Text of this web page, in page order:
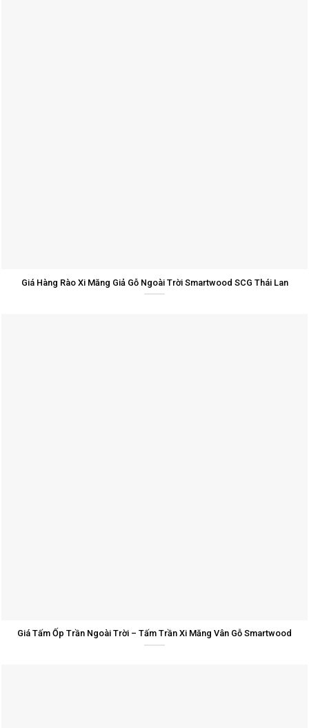
Giá Hàng Rào Xi Măng Giả Gỗ Ngoài Trời Smartwood SCG Thái Lan
Giá Tấm Ốp Trần Ngoài Trời – Tấm Trần Xi Măng Vân Gỗ Smartwood